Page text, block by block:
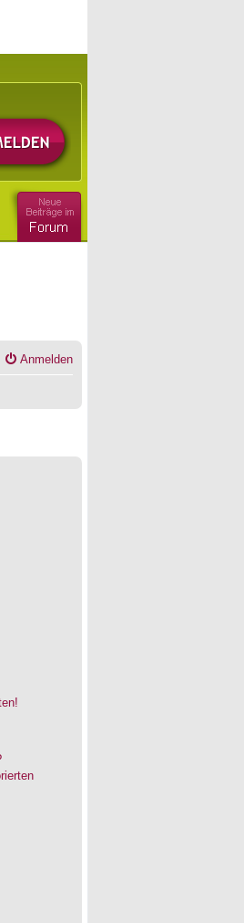
Anmelden